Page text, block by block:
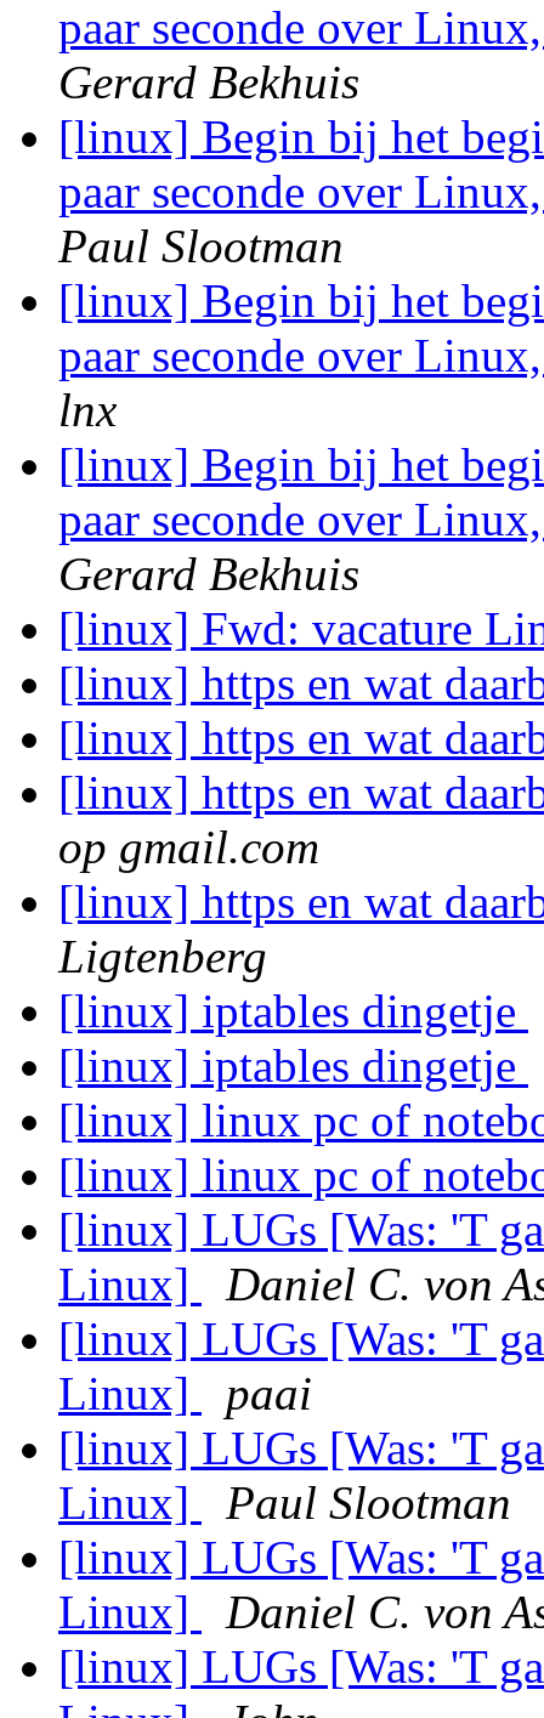
paar seconde over
Gerard Bekhuis
[linux] Begin bij het
paar seconde over
Paul Slootman
[linux] Begin bij het
paar seconde over
lnx
[linux] Begin bij het
paar seconde over
Gerard Bekhuis
[linux] Fwd: vacature
[linux] https en wat
[linux] https en wat
[linux] https en wat
op gmail.com
[linux] https en wat
Ligtenberg
[linux] iptables dingetje
[linux] iptables dingetje
[linux] linux pc of
[linux] linux pc of
[linux] LUGs [Was: 'T
Linux]
Daniel C. von
[linux] LUGs [Was: 'T
Linux]
paai
[linux] LUGs [Was: 'T
Linux]
Paul Slootman
[linux] LUGs [Was: 'T
Linux]
Daniel C. von
[linux] LUGs [Was: 'T